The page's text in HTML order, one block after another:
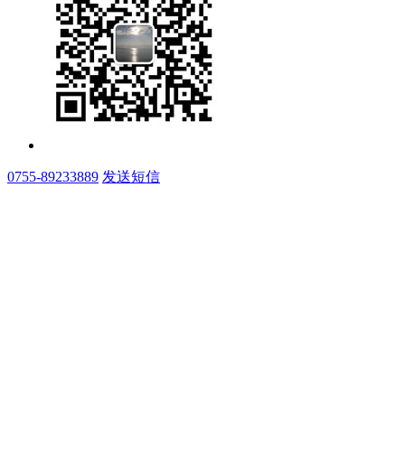
0755-89233889 发送短信